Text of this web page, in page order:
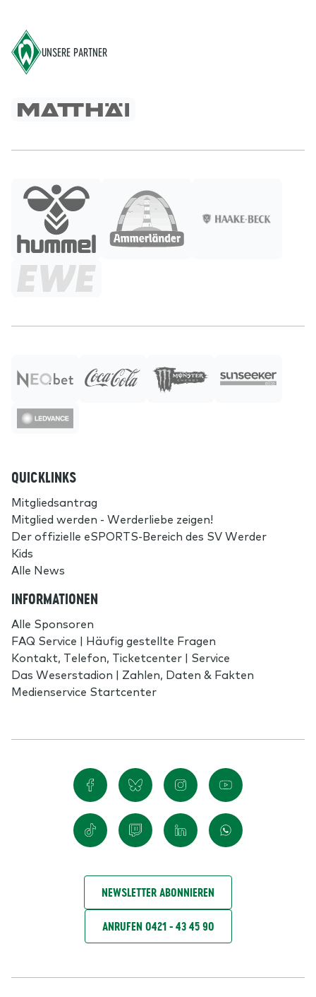
UNSERE PARTNER
QUICKLINKS
Mitgliedsantrag
Mitglied werden - Werderliebe zeigen!
Der offizielle eSPORTS-Bereich des SV Werder
Kids
Alle News
INFORMATIONEN
Alle Sponsoren
FAQ Service | Häufig gestellte Fragen
Kontakt, Telefon, Ticketcenter | Service
Das Weserstadion | Zahlen, Daten & Fakten
Medienservice Startcenter
NEWSLETTER ABONNIEREN
ANRUFEN 0421 - 43 45 90